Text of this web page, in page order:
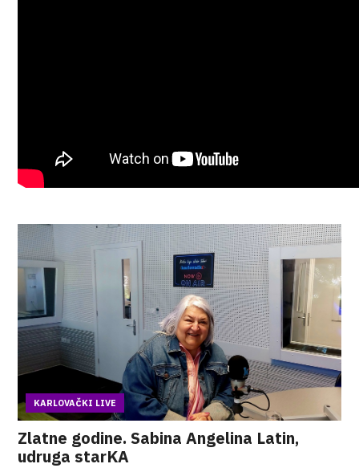
KARLOVAČKI LIVE
Zlatne godine. Sabina Angelina Latin,
udruga starKA